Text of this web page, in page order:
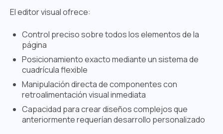
El editor visual ofrece:
Control preciso sobre todos los elementos de la
página
Posicionamiento exacto mediante un sistema de
cuadrícula flexible
Manipulación directa de componentes con
retroalimentación visual inmediata
Capacidad para crear diseños complejos que
anteriormente requerían desarrollo personalizado